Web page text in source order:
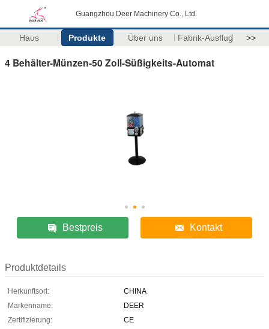
Guangzhou Deer Machinery Co., Ltd.
Haus Produkte Über uns Fabrik-Ausflug >>
4 Behälter-Münzen-50 Zoll-Süßigkeits-Automat
Bestpreis Kontakt
Produktdetails
Herkunftsort:
CHINA
Markenname:
DEER
Zertifizierung:
CE